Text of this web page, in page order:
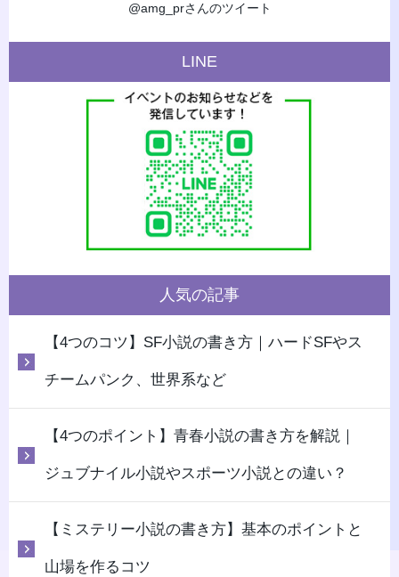
@amg_prさんのツイート
LINE
人気の記事
【4つのコツ】SF小説の書き方｜ハードSFやス
チームパンク、世界系など
【4つのポイント】青春小説の書き方を解説｜
ジュブナイル小説やスポーツ小説との違い？
【ミステリー小説の書き方】基本のポイントと
山場を作るコツ